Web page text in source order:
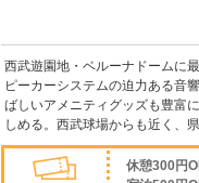
西武遊園地・ベルーナドームに
ピーカーシステムの迫力ある音
ばしいアメニティグッズも豊富
しめる。西武球場からも近く、
休憩300円